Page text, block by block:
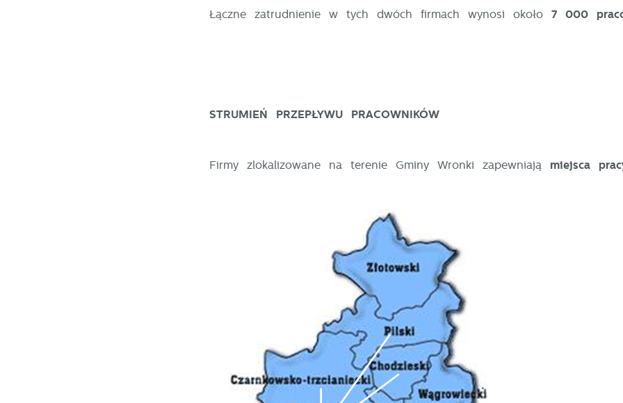
Łączne zatrudnienie w tych dwóch firmach wynosi około7 000
STRUMIEŃ PRZEPŁYWU PRACOWNIKÓW
Firmy zlokalizowane na terenie Gminy Wronki zapewniają miejsca
Ustawienia
Szanujemy Twoją prywatność. Możesz zmienić ustawienia cookies lub